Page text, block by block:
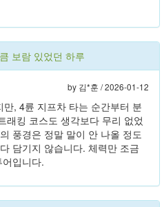
보람 있었던 하루
by 김*훈 /2026-01-12
, 4륜 지프차 타는 순간부터 분
래킹 코스도 생각보다 무리 없었
풍경은 정말 말이 안 나올 정도
담기지 않습니다. 체력만 조금
입니다.